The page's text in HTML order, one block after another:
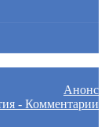
Анонс
- Комментарии